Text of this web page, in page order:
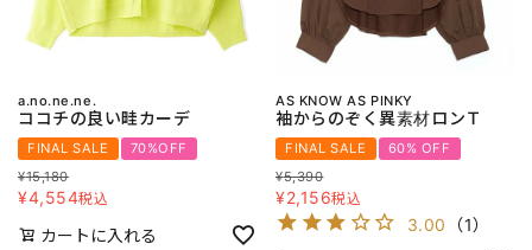
a.no.ne.ne.
ココチの良い畦カーデ
FINAL SALE
70%OFF
¥15,180
¥4,554税込
カートに入れる
AS KNOW AS PINKY
袖からのぞく異素材ロンＴ
FINAL SALE
60% OFF
¥5,390
¥2,156税込
3.00 （1）